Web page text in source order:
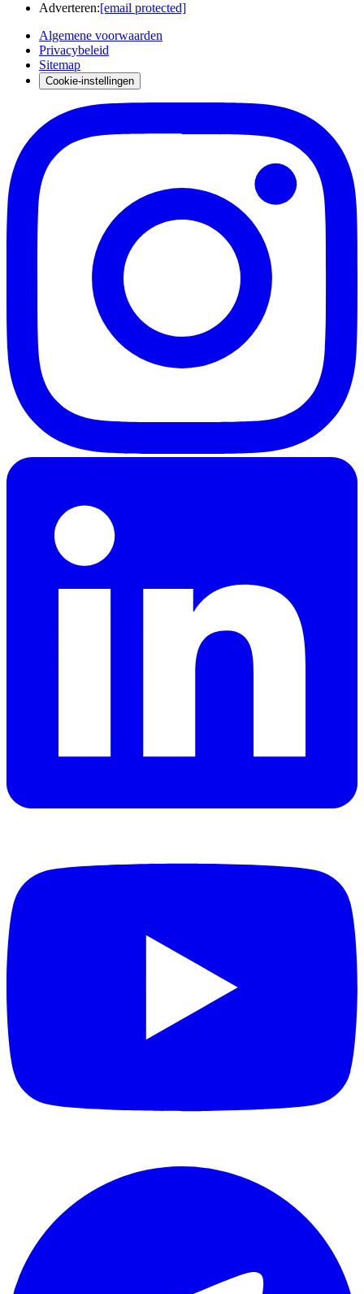
Adverteren:[email protected]
Algemene voorwaarden
Privacybeleid
Sitemap
Cookie-instellingen